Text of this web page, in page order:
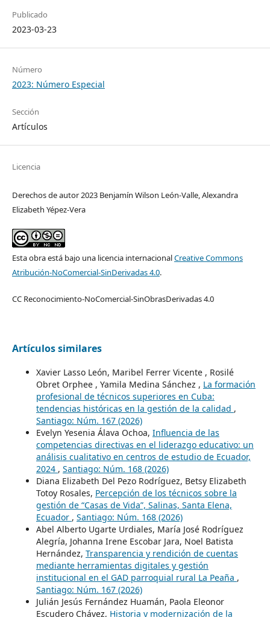
Publicado
2023-03-23
Número
2023: Número Especial
Sección
Artículos
Licencia
Derechos de autor 2023 Benjamín Wilson León-Valle, Alexandra
Elizabeth Yépez-Vera
Esta obra está bajo una licencia internacionalCreative Commons
Atribución-NoComercial-SinDerivadas 4.0.
CC Reconocimiento-NoComercial-SinObrasDerivadas 4.0
Artículos similares
Xavier Lasso León, Maribel Ferrer Vicente , Rosilé
Obret Orphee , Yamila Medina Sánchez , La formación
profesional de técnicos superiores en Cuba:
tendencias históricas en la gestión de la calidad ,
Santiago: Núm. 167 (2026)
Evelyn Yesenia Álava Ochoa, Influencia de las
competencias directivas en el liderazgo educativo: un
análisis cualitativo en centros de estudio de Ecuador,
2024 , Santiago: Núm. 168 (2026)
Diana Elizabeth Del Pezo Rodríguez, Betsy Elizabeth
Totoy Rosales, Percepción de los técnicos sobre la
gestión de “Casas de Vida”, Salinas, Santa Elena,
Ecuador , Santiago: Núm. 168 (2026)
Abel Alberto Ugarte Urdiales, María José Rodríguez
Alegría, Johanna Irene Escobar Jara, Noel Batista
Hernández, Transparencia y rendición de cuentas
mediante herramientas digitales y gestión
institucional en el GAD parroquial rural La Peaña ,
Santiago: Núm. 167 (2026)
Julián Jesús Fernández Huamán, Paola Eleonor
Escudero Chávez, Historia y modernización de la